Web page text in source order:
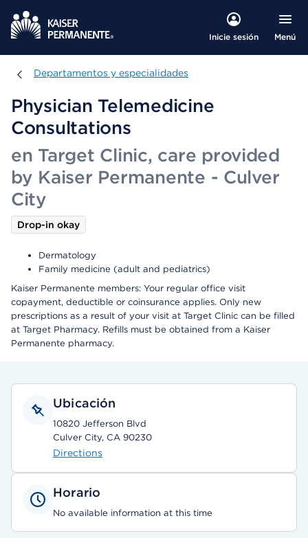
Inicie sesión Menú
Departamentos y especialidades
Departamentos y especialidades
Physician Telemedicine
Consultations
en Target Clinic, care provided
by Kaiser Permanente - Culver
City
Drop-in okay
Dermatology
Family medicine (adult and pediatrics)
Kaiser Permanente members: Your regular office visit
copayment, deductible or coinsurance applies. Only new
prescriptions as a result of your visit at Target Clinic can be filled
at Target Pharmacy. Refills must be obtained from a Kaiser
Permanente pharmacy.
Ubicación
10820 Jefferson Blvd
Culver City, CA 90230
Directions
Horario
No available information at this time